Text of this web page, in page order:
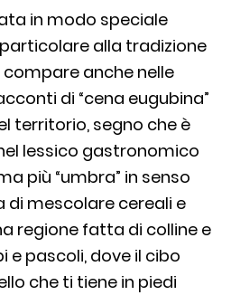
in modo speciale
particolare alla tradizione
anche nelle
di “cena eugubina”
territorio, segno che è
lessico gastronomico
più “umbra” in senso
di mescolare cereali e
regione fatta di colline e
e pascoli, dove il cibo
che ti tiene in piedi